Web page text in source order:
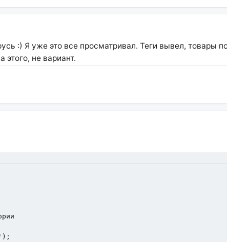
:) Я уже это все просматривал. Теги вывел, товары
этого, не вариант.